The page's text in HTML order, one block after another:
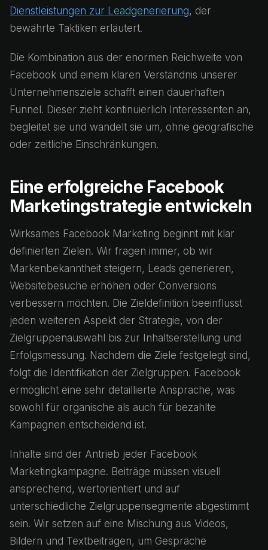
Dienstleistungen zur Leadgenerierung, der
bewährte Taktiken erläutert.
Die Kombination aus der enormen Reichweite von
Facebook und einem klaren Verständnis unserer
Unternehmensziele schafft einen dauerhaften
Funnel. Dieser zieht kontinuierlich Interessenten an,
begleitet sie und wandelt sie um, ohne geografische
oder zeitliche Einschränkungen.
Eine erfolgreiche Facebook
Marketingstrategie entwickeln
Wirksames Facebook Marketing beginnt mit klar
definierten Zielen. Wir fragen immer, ob wir
Markenbekanntheit steigern, Leads generieren,
Websitebesuche erhöhen oder Conversions
verbessern möchten. Die Zieldefinition beeinflusst
jeden weiteren Aspekt der Strategie, von der
Zielgruppenauswahl bis zur Inhaltserstellung und
Erfolgsmessung. Nachdem die Ziele festgelegt sind,
folgt die Identifikation der Zielgruppen. Facebook
ermöglicht eine sehr detaillierte Ansprache, was
sowohl für organische als auch für bezahlte
Kampagnen entscheidend ist.
Inhalte sind der Antrieb jeder Facebook
Marketingkampagne. Beiträge müssen visuell
ansprechend, wertorientiert und auf
unterschiedliche Zielgruppensegmente abgestimmt
sein. Wir setzen auf eine Mischung aus Videos,
Bildern und Textbeiträgen, um Gespräche